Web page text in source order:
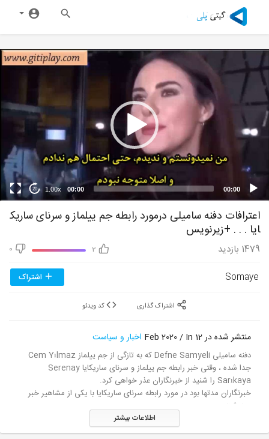
00:00
00:00
1.00x
20
اعترافات دفنه سامیلی درمورد رابطه جم ییلماز و سرنای ساریک
ایا . . . +زیرنویس
2
0 1479 بازدید
Somaye اشتراک
منتشر شده در 12 Feb 2020 / In اخبار و سیاست
دفنه سامیلی Defne Samyeli که به تازگی از جم ییلماز Cem Yılmaz
جدا شده ، وقتی خبر رابطه جم ییلماز و سرنای ساریکایا Serenay
Sarıkaya را شنید از خبرنگاران عذر خواهی کرد.
خبرنگاران مدتها بود در مورد رابطه سرنای ساریکایا با یکی از مشاهیر خبر
مینوشتند،
حتی بارها در مورد جم ییلماز و روابط مخفیانه اش خبر منتشر شده بود اما
دفنه سامیلی
اطلاعات بیشتر